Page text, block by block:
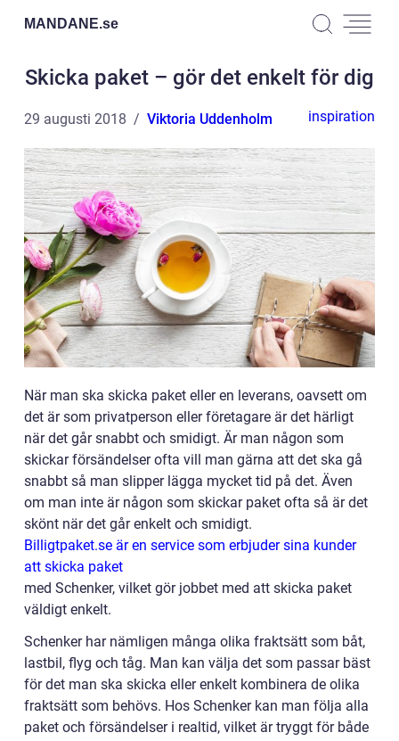
MANDANE.se
Skicka paket – gör det enkelt för dig
29 augusti 2018 Viktoria Uddenholm inspiration
När man ska skicka paket eller en leverans, oavsett om
det är som privatperson eller företagare är det härligt
när det går snabbt och smidigt. Är man någon som
skickar försändelser ofta vill man gärna att det ska gå
snabbt så man slipper lägga mycket tid på det. Även
om man inte är någon som skickar paket ofta så är det
skönt när det går enkelt och smidigt.
Billigtpaket.se är en service som erbjuder sina kunder
att skicka paket
med Schenker, vilket gör jobbet med att skicka paket
väldigt enkelt.
Schenker har nämligen många olika fraktsätt som båt,
lastbil, flyg och tåg. Man kan välja det som passar bäst
för det man ska skicka eller enkelt kombinera de olika
fraktsätt som behövs. Hos Schenker kan man följa alla
paket och försändelser i realtid, vilket är tryggt för både